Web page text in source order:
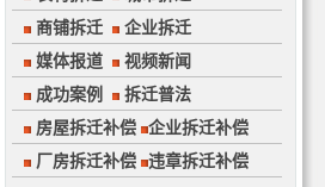
商铺拆迁
企业拆迁
媒体报道
视频新闻
成功案例
拆迁普法
房屋拆迁补偿
企业拆迁补偿
厂房拆迁补偿
违章拆迁补偿